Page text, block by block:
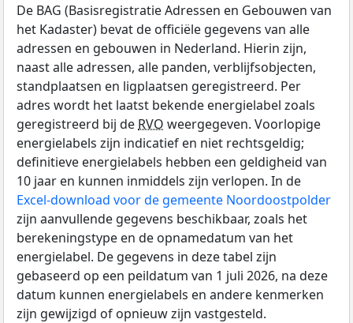
De BAG (Basisregistratie Adressen en Gebouwen van
het Kadaster) bevat de officiële gegevens van alle
adressen en gebouwen in Nederland. Hierin zijn,
naast alle adressen, alle panden, verblijfsobjecten,
standplaatsen en ligplaatsen geregistreerd. Per
adres wordt het laatst bekende energielabel zoals
geregistreerd bij de RVO weergegeven. Voorlopige
energielabels zijn indicatief en niet rechtsgeldig;
definitieve energielabels hebben een geldigheid van
10 jaar en kunnen inmiddels zijn verlopen. In de
Excel-download voor de gemeente Noordoostpolder
zijn aanvullende gegevens beschikbaar, zoals het
berekeningstype en de opnamedatum van het
energielabel. De gegevens in deze tabel zijn
gebaseerd op een peildatum van 1 juli 2026, na deze
datum kunnen energielabels en andere kenmerken
zijn gewijzigd of opnieuw zijn vastgesteld.